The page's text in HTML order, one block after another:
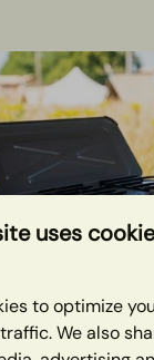
uses
to optimize
We also